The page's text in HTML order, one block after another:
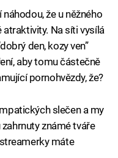
že u něžného
Na síti vysílá
den, kozy ven”
aby tomu částečně
pornohvězdy, že?
slečen a my
známé tváře
máte